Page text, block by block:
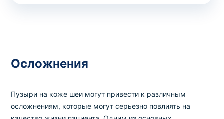
Осложнения
Пузыри на коже шеи могут привести к различным
осложнениям, которые могут серьезно повлиять на